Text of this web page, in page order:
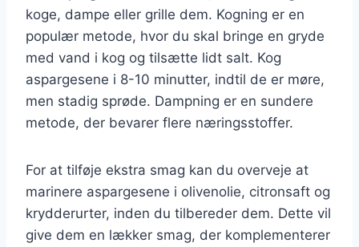
koge, dampe eller grille dem. Kogning er en
populær metode, hvor du skal bringe en gryde
med vand i kog og tilsætte lidt salt. Kog
aspargesene i 8-10 minutter, indtil de er møre,
men stadig sprøde. Dampning er en sundere
metode, der bevarer flere næringsstoffer.
For at tilføje ekstra smag kan du overveje at
marinere aspargesene i olivenolie, citronsaft og
krydderurter, inden du tilbereder dem. Dette vil
give dem en lækker smag, der komplementerer